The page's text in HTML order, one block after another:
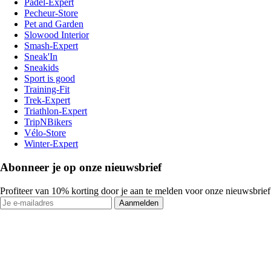
Padel-Expert
Pecheur-Store
Pet and Garden
Slowood Interior
Smash-Expert
Sneak'In
Sneakids
Sport is good
Training-Fit
Trek-Expert
Triathlon-Expert
TripNBikers
Vélo-Store
Winter-Expert
Abonneer je op onze nieuwsbrief
Profiteer van 10% korting door je aan te melden voor onze nieuwsbrief
Aanmelden